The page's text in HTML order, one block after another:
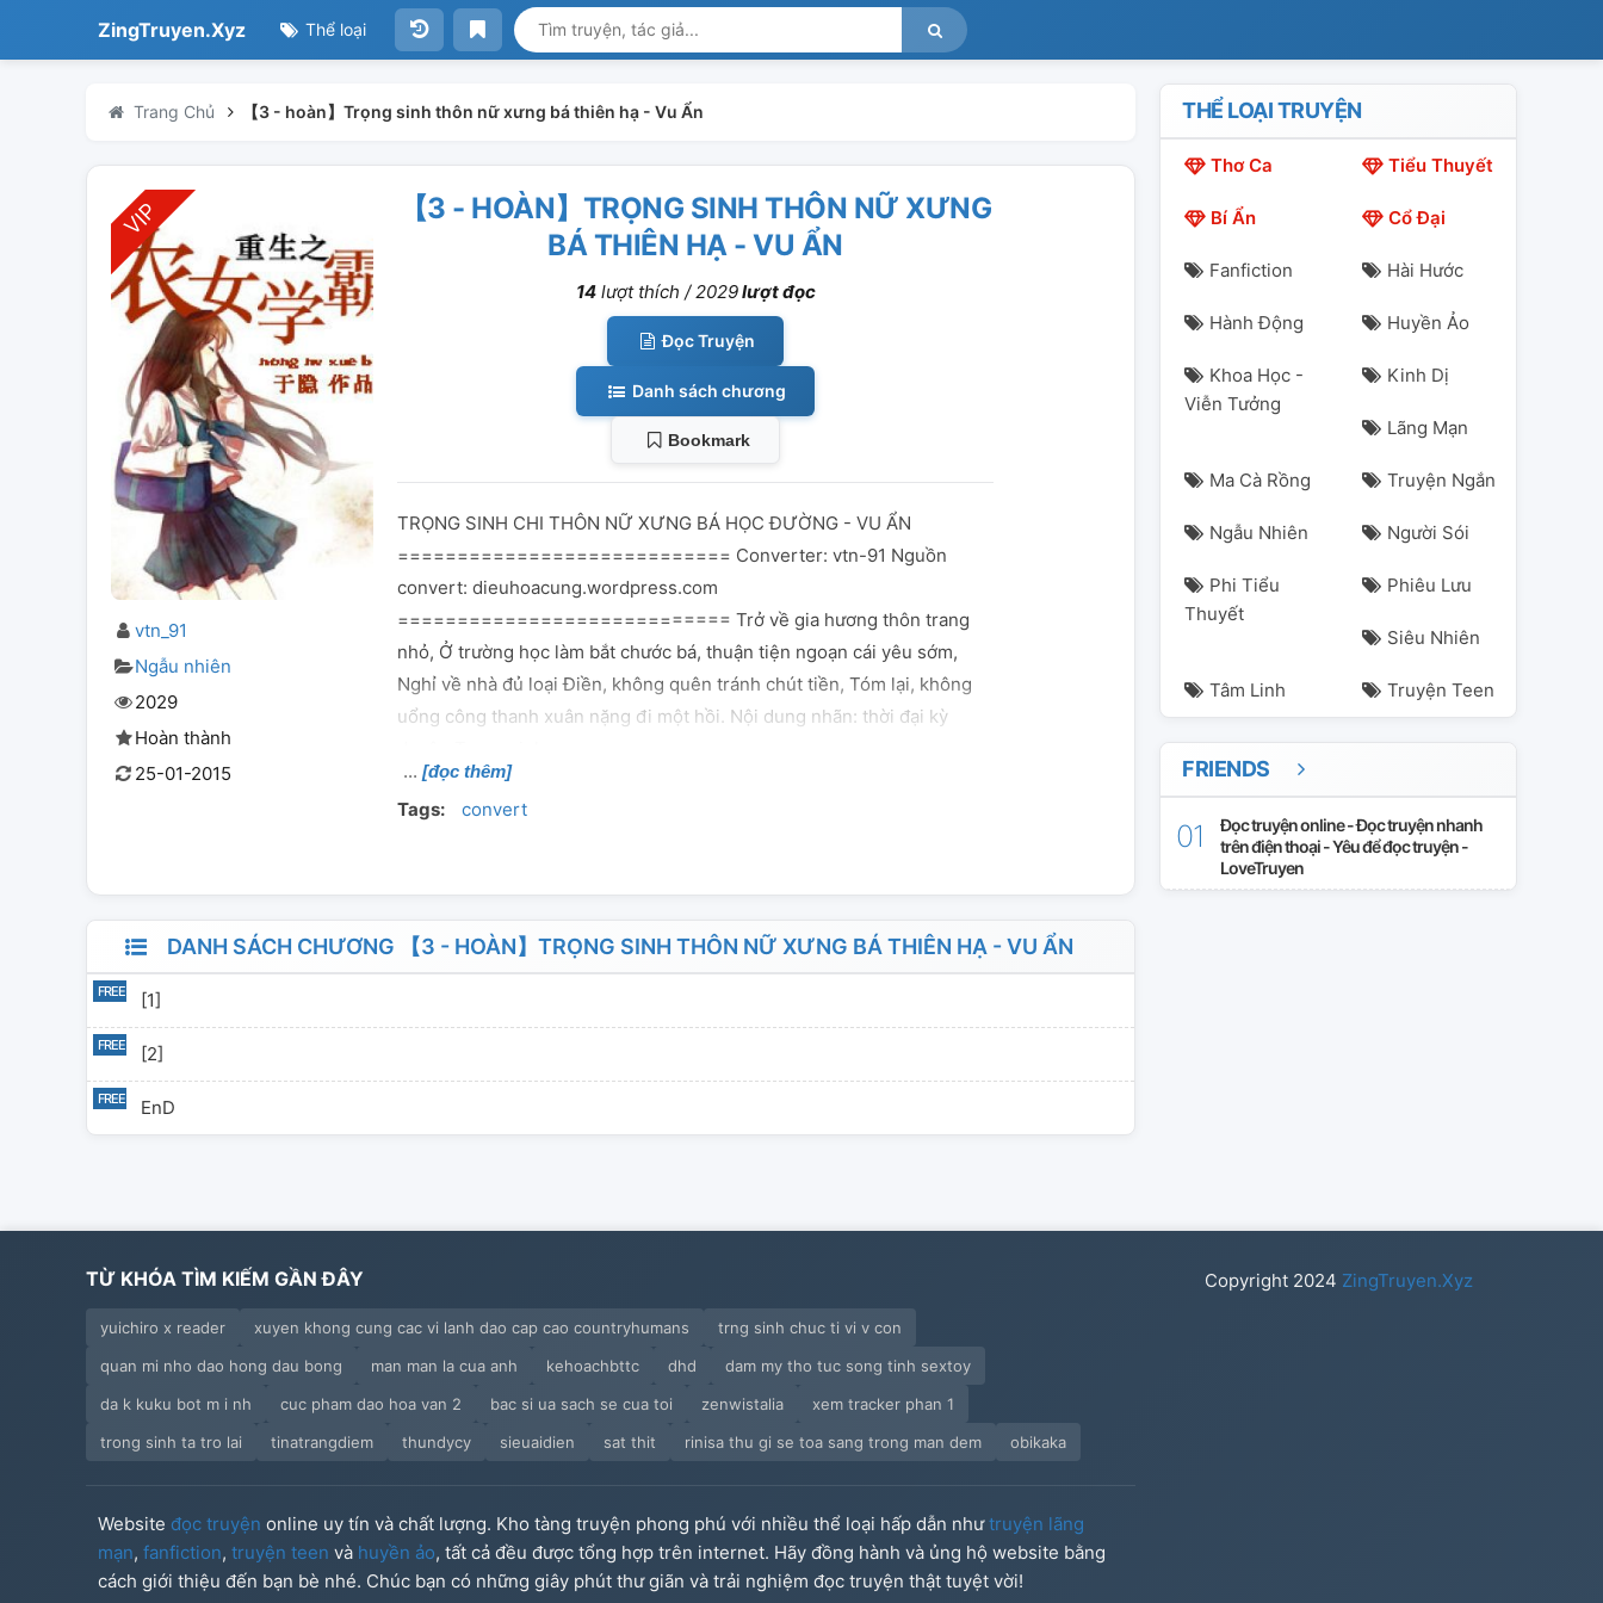
ZingTruyen.Xyz Thể loại
Trang Chủ 【3 - hoàn】Trọng sinh thôn nữ xưng bá thiên hạ - Vu Ẩn
vtn_91
Ngẫu nhiên
2029
Hoàn thành
25-01-2015
【3 - HOÀN】TRỌNG SINH THÔN NỮ XƯNG
BÁ THIÊN HẠ - VU ẨN
14lượt thích /2029lượt đọc
Đọc Truyện
Danh sách chương
Bookmark
TRỌNG SINH CHI THÔN NỮ XƯNG BÁ HỌC ĐƯỜNG - VU ẨN
============================ Converter: vtn-91 Nguồn
convert: dieuhoacung.wordpress.com
============================ Trở về gia hương thôn trang
nhỏ, Ở trường học làm bắt chước bá, thuận tiện ngoạn cái yêu sớm,
Nghỉ về nhà đủ loại Điền, không quên tránh chút tiền, Tóm lại, không
uổng công thanh xuân nặng đi một hồi. Nội dung nhãn: thời đại kỳ
[đọc thêm]
Tags: convert
DANH SÁCH CHƯƠNG 【3 - HOÀN】TRỌNG SINH THÔN NỮ XƯNG BÁ THIÊN HẠ - VU ẨN
[1]
[2]
EnD
THỂ LOẠI TRUYỆN
Thơ Ca Tiểu Thuyết
Bí Ẩn Cổ Đại
Fanfiction Hài Hước
Hành Động Huyền Ảo
Khoa Học -
Viễn Tưởng
Kinh Dị
Lãng Mạn
Ma Cà Rồng Truyện Ngắn
Ngẫu Nhiên Người Sói
Phi Tiểu
Thuyết
Phiêu Lưu
Siêu Nhiên
Tâm Linh Truyện Teen
FRIENDS
Đọc truyện online - Đọc truyện nhanh
trên điện thoại - Yêu để đọc truyện -
LoveTruyen
TỪ KHÓA TÌM KIẾM GẦN ĐÂY
yuichiro x reader xuyen khong cung cac vi lanh dao cap cao countryhumans
trng sinh chuc ti vi v con
quan mi nho dao hong dau bong
man man la cua anh kehoachbttc dhd
dam my tho tuc song tinh sextoy
da k kuku bot m i nh
cuc pham dao hoa van 2 bac si ua sach se cua toi zenwistalia
xem tracker phan 1
trong sinh ta tro lai
tinatrangdiem thundycy sieuaidien sat thit rinisa thu gi se toa sang trong man dem obikaka
Website đọc truyện online uy tín và chất lượng. Kho tàng truyện phong phú với nhiều thể loại hấp dẫn nhưtruyện lãng
mạn, fanfiction, truyện teen và huyền ảo, tất cả đều được tổng hợp trên internet. Hãy đồng hành và ủng hộ website bằng
cách giới thiệu đến bạn bè nhé. Chúc bạn có những giây phút thư giãn và trải nghiệm đọc truyện thật tuyệt vời!
Copyright 2024 ZingTruyen.Xyz